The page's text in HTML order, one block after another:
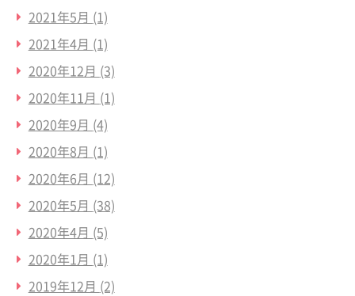
2021年5月 (1)
2021年4月 (1)
2020年12月 (3)
2020年11月 (1)
2020年9月 (4)
2020年8月 (1)
2020年6月 (12)
2020年5月 (38)
2020年4月 (5)
2020年1月 (1)
2019年12月 (2)